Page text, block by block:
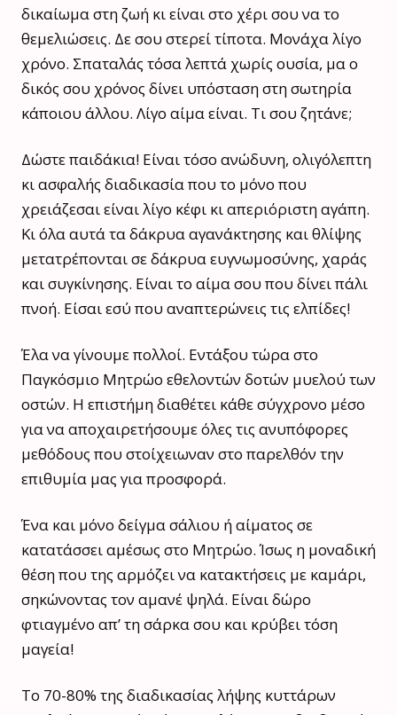
δικαίωμα στη ζωή κι είναι στο χέρι σου να το
θεμελιώσεις. Δε σου στερεί τίποτα. Μονάχα λίγο
χρόνο. Σπαταλάς τόσα λεπτά χωρίς ουσία, μα ο
δικός σου χρόνος δίνει υπόσταση στη σωτηρία
κάποιου άλλου. Λίγο αίμα είναι. Τι σου ζητάνε;
Δώστε παιδάκια! Είναι τόσο ανώδυνη, ολιγόλεπτη
κι ασφαλής διαδικασία που το μόνο που
χρειάζεσαι είναι λίγο κέφι κι απεριόριστη αγάπη.
Κι όλα αυτά τα δάκρυα αγανάκτησης και θλίψης
μετατρέπονται σε δάκρυα ευγνωμοσύνης, χαράς
και συγκίνησης. Είναι το αίμα σου που δίνει πάλι
πνοή. Είσαι εσύ που αναπτερώνεις τις ελπίδες!
Έλα να γίνουμε πολλοί. Εντάξου τώρα στο
Παγκόσμιο Μητρώο εθελοντών δοτών μυελού των
οστών. Η επιστήμη διαθέτει κάθε σύγχρονο μέσο
για να αποχαιρετήσουμε όλες τις ανυπόφορες
μεθόδους που στοίχειωναν στο παρελθόν την
επιθυμία μας για προσφορά.
Ένα και μόνο δείγμα σάλιου ή αίματος σε
κατατάσσει αμέσως στο Μητρώο. Ίσως η μοναδική
θέση που της αρμόζει να κατακτήσεις με καμάρι,
σηκώνοντας τον αμανέ ψηλά. Είναι δώρο
φτιαγμένο απ’ τη σάρκα σου και κρύβει τόση
μαγεία!
Το 70-80% της διαδικασίας λήψης κυττάρων